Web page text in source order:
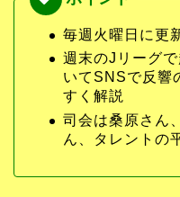
毎週火曜日に更
週末のJリーグ
いてSNSで反響
すく解説
司会は桑原さん
ん、タレントの